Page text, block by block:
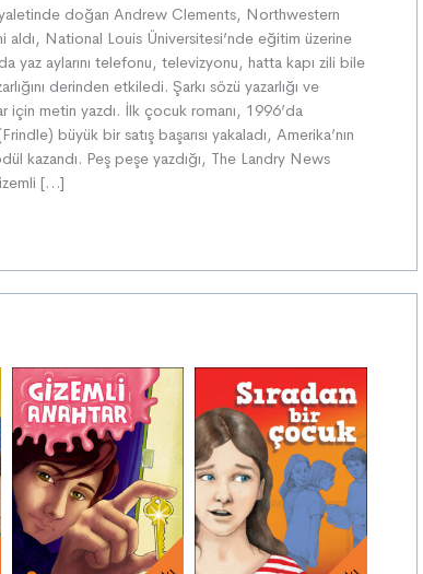
doğan Andrew Clements, Northwestern
National Louis Üniversitesi’nde eğitim üzerine
yaz aylarını telefonu, televizyonu, hatta kapı zili bile
derinden etkiledi. Şarkı sözü yazarlığı ve
için metin yazdı. İlk çocuk romanı, 1996’da
büyük bir satış başarısı yakaladı, Amerika’nın
kazandı. Peş peşe yazdığı, The Landry News
[…]